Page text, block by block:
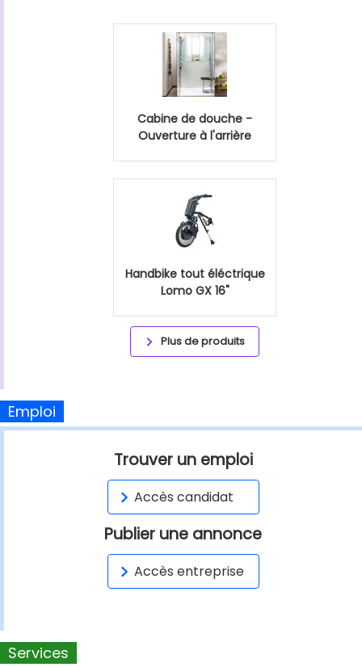
Cabine de douche -
Ouverture à l'arrière
Handbike tout éléctrique
Lomo GX 16"
Plus de produits
Emploi
Trouver un emploi
Accès candidat
Publier une annonce
Accès entreprise
Services